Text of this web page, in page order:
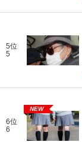
5位
5
6位
6
NEW